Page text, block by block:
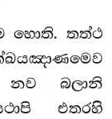
හොති. තත්ථ
නව බලානි
එතරහි